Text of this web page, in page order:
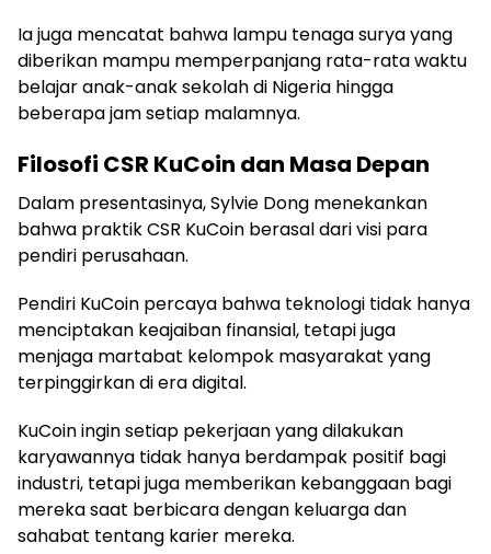
Ia juga mencatat bahwa lampu tenaga surya yang
diberikan mampu memperpanjang rata-rata waktu
belajar anak-anak sekolah di Nigeria hingga
beberapa jam setiap malamnya.
Filosofi CSR KuCoin dan Masa Depan
Dalam presentasinya, Sylvie Dong menekankan
bahwa praktik CSR KuCoin berasal dari visi para
pendiri perusahaan.
Pendiri KuCoin percaya bahwa teknologi tidak hanya
menciptakan keajaiban finansial, tetapi juga
menjaga martabat kelompok masyarakat yang
terpinggirkan di era digital.
KuCoin ingin setiap pekerjaan yang dilakukan
karyawannya tidak hanya berdampak positif bagi
industri, tetapi juga memberikan kebanggaan bagi
mereka saat berbicara dengan keluarga dan
sahabat tentang karier mereka.